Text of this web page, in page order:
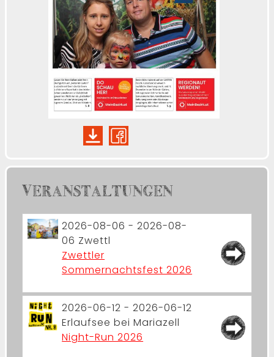
VERANSTALTUNGEN
2026-08-06 - 2026-08-
06 Zwettl
Zwettler
Sommernachtsfest 2026
2026-06-12 - 2026-06-12
Erlaufsee bei Mariazell
Night-Run 2026